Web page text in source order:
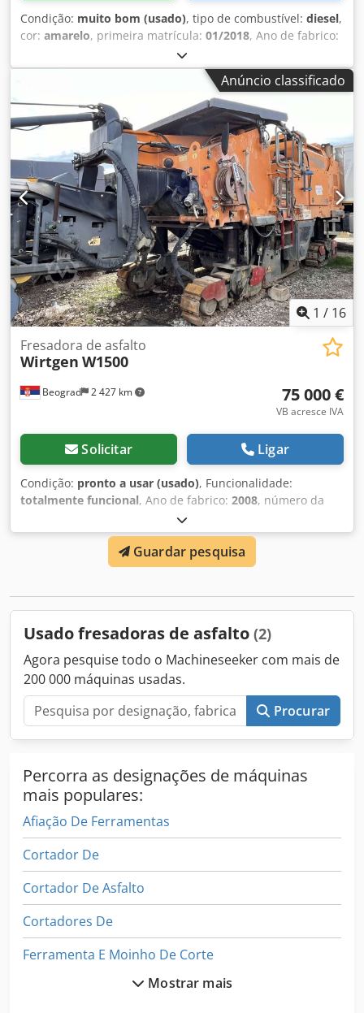
Condição: muito bom (usado), tipo de combustível: diesel,
cor: amarelo, primeira matrícula: 01/2018, Ano de fabrico:
, Transmissão: lagartas Peso vazio: 30.000 kg Condição
técnica: muito boa Condição visual: muito boa Preço: sob
consulta CATERPILLAR PM 622 MÁQUINA FRESADORA DE
ASFALTO 4 x transmissão por corrente Largura de trabalho:
2.235 mm Profundidade de trabalho: 0-330 mm 193 cinzéis
de fresagem Correia de descarga dobrável hidráulica
Nivelamento automático CAT Grade Control 2 x consolas de
operação com ecrã LC Painéis laterais eleváveis hidráulicos
Câmara de marcha-atrás Tecto de proteção contra
intempéries rebatível Assentos para operador Faróis de
trabalho Dksdpfsuxu Eqjx Adger Sistema de limpeza Motor
diesel CAT, C18 622 CV Cor original SIGA-NOS NO
INSTAGRAM: GEURTSTRUCKS FALAMOS ALEMÃO WE SPEAK
ENGLISH HABLAMOS ESPANOL
Anúncio classificado
1 / 16
Beograd 2 427 km
Fresadora de asfalto
Wirtgen W1500
75 000 €
VB acresce IVA
Solicitar Ligar
Condição: pronto a usar (usado), Funcionalidade:
totalmente funcional, Ano de fabrico: 2008, número da
, Totalmente funcional
Dkjdpfoyl In Sjx Adgor
Guardar pesquisa
Usado fresadoras de asfalto (2)
Agora pesquise todo o Machineseeker com mais de
200 000 máquinas usadas.
Procurar
Percorra as designações de máquinas
mais populares:
Afiação De Ferramentas
Cortador De
Cortador De Asfalto
Cortadores De
Ferramenta E Moinho De Corte
Ferramentas De CorteMostrar mais